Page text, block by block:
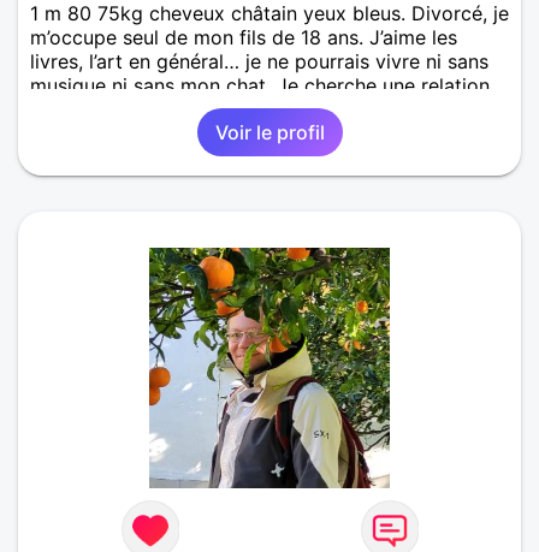
1 m 80 75kg cheveux châtain yeux bleus. Divorcé, je
m’occupe seul de mon fils de 18 ans. J’aime les
livres, l’art en général… je ne pourrais vivre ni sans
musique ni sans mon chat. Je cherche une relation
Voir le profil